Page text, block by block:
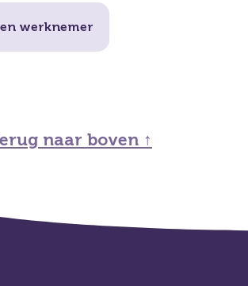
werknemer
naar boven ↑